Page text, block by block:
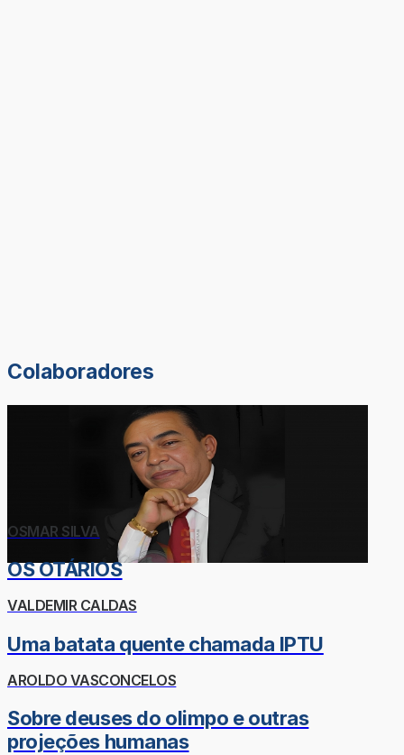
Colaboradores
OSMAR SILVA
OS OTÁRIOS
VALDEMIR CALDAS
Uma batata quente chamada IPTU
AROLDO VASCONCELOS
Sobre deuses do olimpo e outras
projeções humanas